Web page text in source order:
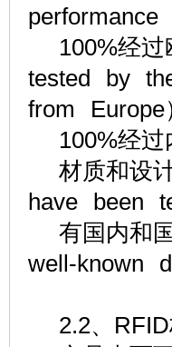
100%经过
tested by
from Europe
100%经过
材质和设
have been
有国内和
well-known
2.2、RFID